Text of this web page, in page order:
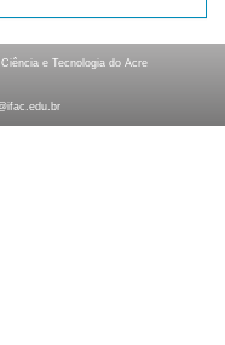
e Tecnologia do Acre